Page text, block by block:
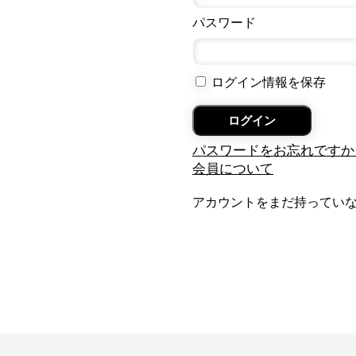
パスワード
ログイン情報を保存
パスワードをお忘れですか
会員について
アカウントをまだ持ってい